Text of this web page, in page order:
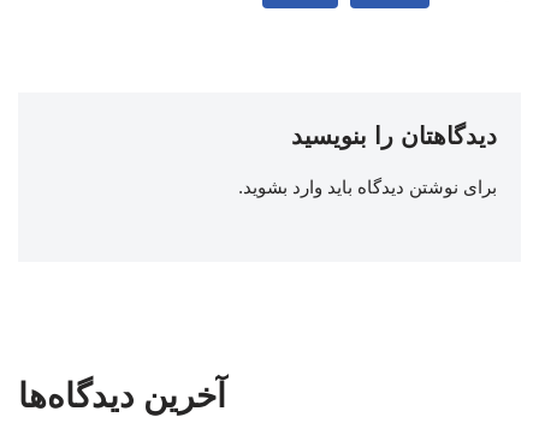
دیدگاهتان را بنویسید
برای نوشتن دیدگاه باید وارد بشوید.
آخرین دیدگاه‌ها